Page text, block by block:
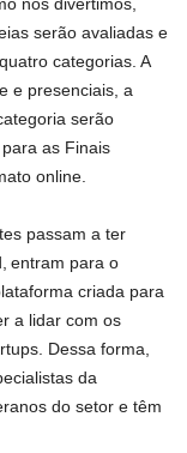
serão avaliadas e
categorias. A
e presenciais, a
serão
as Finais
online.
passam a ter
entram para o
criada para
a lidar com os
Dessa forma,
da
do setor e têm